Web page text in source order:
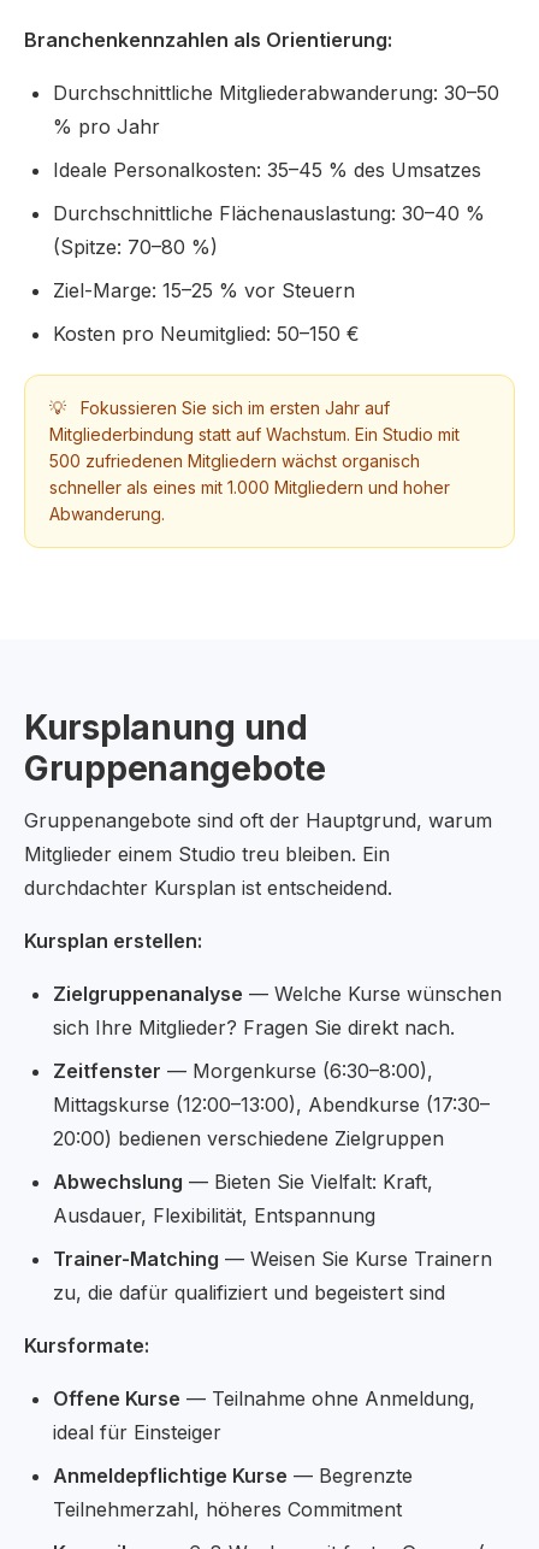
Branchenkennzahlen als Orientierung:
Durchschnittliche Mitgliederabwanderung: 30–50
% pro Jahr
Ideale Personalkosten: 35–45 % des Umsatzes
Durchschnittliche Flächenauslastung: 30–40 %
(Spitze: 70–80 %)
Ziel-Marge: 15–25 % vor Steuern
Kosten pro Neumitglied: 50–150 €
💡
Fokussieren Sie sich im ersten Jahr auf
Mitgliederbindung statt auf Wachstum. Ein Studio mit
500 zufriedenen Mitgliedern wächst organisch
schneller als eines mit 1.000 Mitgliedern und hoher
Abwanderung.
Kursplanung und
Gruppenangebote
Gruppenangebote sind oft der Hauptgrund, warum
Mitglieder einem Studio treu bleiben. Ein
durchdachter Kursplan ist entscheidend.
Kursplan erstellen:
Zielgruppenanalyse — Welche Kurse wünschen
sich Ihre Mitglieder? Fragen Sie direkt nach.
Zeitfenster — Morgenkurse (6:30–8:00),
Mittagskurse (12:00–13:00), Abendkurse (17:30–
20:00) bedienen verschiedene Zielgruppen
Abwechslung — Bieten Sie Vielfalt: Kraft,
Ausdauer, Flexibilität, Entspannung
Trainer-Matching — Weisen Sie Kurse Trainern
zu, die dafür qualifiziert und begeistert sind
Kursformate:
Offene Kurse — Teilnahme ohne Anmeldung,
ideal für Einsteiger
Anmeldepflichtige Kurse — Begrenzte
Teilnehmerzahl, höheres Commitment